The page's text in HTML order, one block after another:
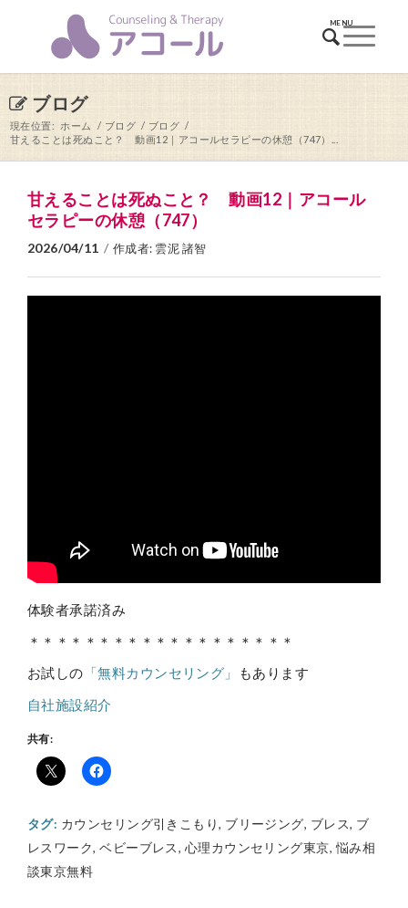
ブログ
現在位置: ホーム / ブログ / ブログ /
甘えることは死ぬこと？ 動画12｜アコールセラピーの休憩（747）...
甘えることは死ぬこと？ 動画12｜アコール
セラピーの休憩（747）
2026/04/11 / 作成者: 雲泥 諸智
体験者承諾済み
＊＊＊＊＊＊＊＊＊＊＊＊＊＊＊＊＊＊＊
お試しの 「無料カウンセリング」
もあります
自社施設紹介
共有:
タグ: カウンセリング引きこもり, ブリージング, ブレス, ブ
レスワーク,ベビーブレス, 心理カウンセリング東京,悩み相
談東京無料